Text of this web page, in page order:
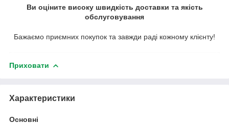
Ви оціните високу швидкість доставки та якість
обслуговування
Бажаємо приємних покупок та завжди раді кожному клієнту!
Приховати
Характеристики
Основні